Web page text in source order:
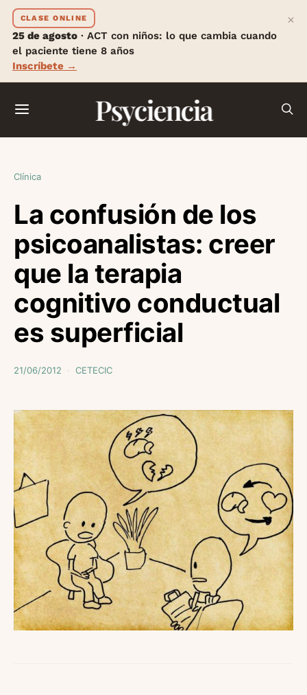
CLASE ONLINE
25 de agosto · ACT con niños: lo que cambia cuando
el paciente tiene 8 años
Inscríbete →
×
Psyciencia
Clínica
La confusión de los
psicoanalistas: creer
que la terapia
cognitivo conductual
es superficial
21/06/2012 CETECIC